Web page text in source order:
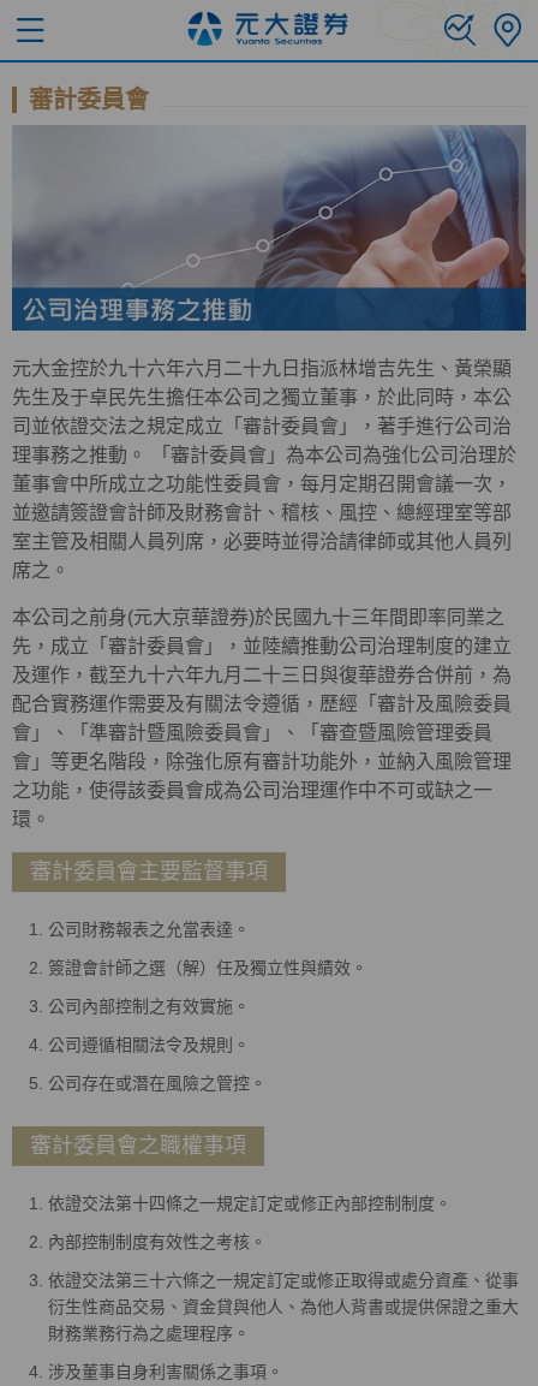
審計委員會
元大金控於九十六年六月二十九日指派林增吉先生、黃榮顯
先生及于卓民先生擔任本公司之獨立董事，於此同時，本公
司並依證交法之規定成立「審計委員會」，著手進行公司治
理事務之推動。 「審計委員會」為本公司為強化公司治理於
董事會中所成立之功能性委員會，每月定期召開會議一次，
並邀請簽證會計師及財務會計、稽核、風控、總經理室等部
室主管及相關人員列席，必要時並得洽請律師或其他人員列
席之。
本公司之前身(元大京華證券)於民國九十三年間即率同業之
先，成立「審計委員會」，並陸續推動公司治理制度的建立
及運作，截至九十六年九月二十三日與復華證券合併前，為
配合實務運作需要及有關法令遵循，歷經「審計及風險委員
會」、「準審計暨風險委員會」、「審查暨風險管理委員
會」等更名階段，除強化原有審計功能外，並納入風險管理
之功能，使得該委員會成為公司治理運作中不可或缺之一
環。
審計委員會主要監督事項
公司財務報表之允當表達。
簽證會計師之選（解）任及獨立性與績效。
公司內部控制之有效實施。
公司遵循相關法令及規則。
公司存在或潛在風險之管控。
審計委員會之職權事項
依證交法第十四條之一規定訂定或修正內部控制制度。
內部控制制度有效性之考核。
依證交法第三十六條之一規定訂定或修正取得或處分資產、從事
衍生性商品交易、資金貸與他人、為他人背書或提供保證之重大
財務業務行為之處理程序。
涉及董事自身利害關係之事項。